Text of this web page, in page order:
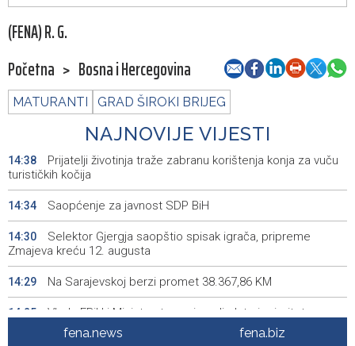
(FENA) R. G.
Početna > Bosna i Hercegovina
MATURANTI GRAD ŠIROKI BRIJEG
NAJNOVIJE VIJESTI
14:38
Prijatelji životinja traže zabranu korištenja konja za vuču
turističkih kočija
14:34 Saopćenje za javnost SDP BiH
14:30
Selektor Gjergja saopštio spisak igrača, pripreme
Zmajeva kreću 12. augusta
14:29 Na Sarajevskoj berzi promet 38.367,86 KM
14:25
Vlada FBiH i Ministarstvo osigurali plate i prioritetno
rješavaju krizu u RMU Zenica
fena.news fena.biz